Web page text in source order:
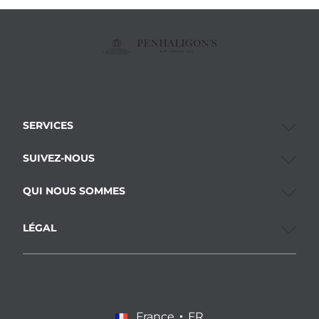
SERVICES
SUIVEZ-NOUS
QUI NOUS SOMMES
LÉGAL